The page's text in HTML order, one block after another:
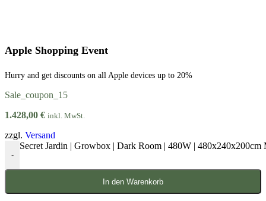
Apple Shopping Event
Hurry and get discounts on all Apple devices up to 20%
Sale_coupon_15
1.428,00 € inkl. MwSt.
zzgl. Versand
-
Secret Jardin | Growbox | Dark Room | 480W | 480x240x200cm
In den Warenkorb